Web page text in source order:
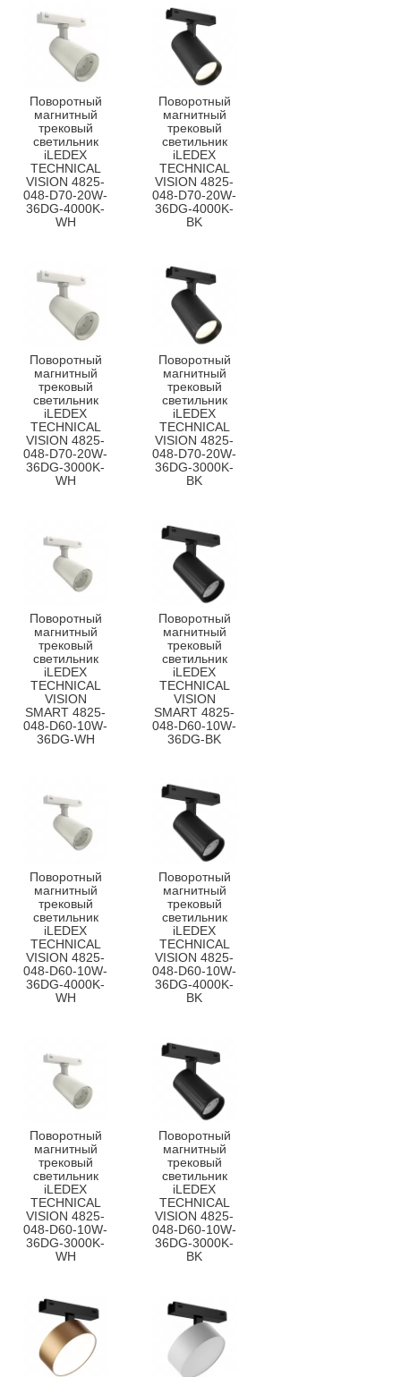
Поворотный
магнитный
трековый
светильник
iLEDEX
TECHNICAL
VISION 4825-
048-D70-20W-
36DG-4000K-
WH
Поворотный
магнитный
трековый
светильник
iLEDEX
TECHNICAL
VISION 4825-
048-D70-20W-
36DG-4000K-
BK
Поворотный
магнитный
трековый
светильник
iLEDEX
TECHNICAL
VISION 4825-
048-D70-20W-
36DG-3000K-
WH
Поворотный
магнитный
трековый
светильник
iLEDEX
TECHNICAL
VISION 4825-
048-D70-20W-
36DG-3000K-
BK
Поворотный
магнитный
трековый
светильник
iLEDEX
TECHNICAL
VISION
SMART 4825-
048-D60-10W-
36DG-WH
Поворотный
магнитный
трековый
светильник
iLEDEX
TECHNICAL
VISION
SMART 4825-
048-D60-10W-
36DG-BK
Поворотный
магнитный
трековый
светильник
iLEDEX
TECHNICAL
VISION 4825-
048-D60-10W-
36DG-4000K-
WH
Поворотный
магнитный
трековый
светильник
iLEDEX
TECHNICAL
VISION 4825-
048-D60-10W-
36DG-4000K-
BK
Поворотный
магнитный
трековый
светильник
iLEDEX
TECHNICAL
VISION 4825-
048-D60-10W-
36DG-3000K-
WH
Поворотный
магнитный
трековый
светильник
iLEDEX
TECHNICAL
VISION 4825-
048-D60-10W-
36DG-3000K-
BK